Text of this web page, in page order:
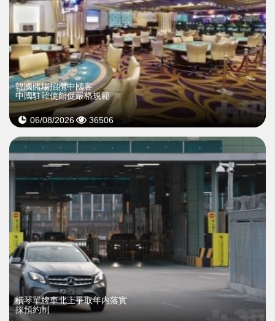
韓國賭場招攬中國客
中國駐韓使館促嚴格規範
06/08/2026 36506
橫琴單牌車北上爭取年内落實
採預約制